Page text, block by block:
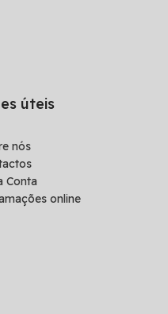
úteis
nós
Conta
online